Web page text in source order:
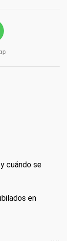
cuándo se
en